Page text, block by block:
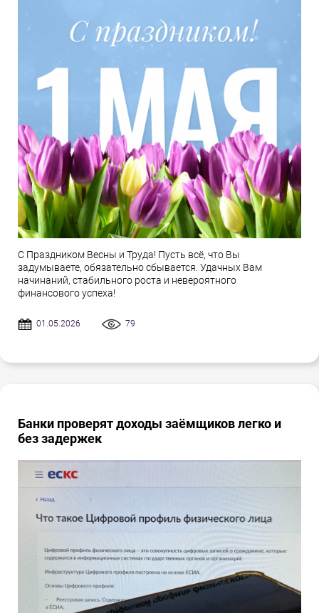
С Праздником Весны и Труда! Пусть всё, что Вы
задумываете, обязательно сбывается. Удачных Вам
начинаний, стабильного роста и невероятного
финансового успеха!
01.05.2026 79
Банки проверят доходы заёмщиков легко и
без задержек